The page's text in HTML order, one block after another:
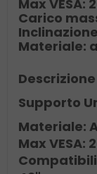
Max VESA:
Carico
Materiale:
Supporto
Materiale:
Max VESA: